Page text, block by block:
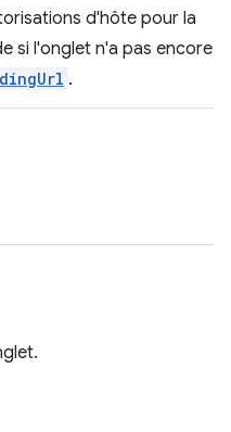
d'hôte pour la
si l'onglet n'a pas encore
.